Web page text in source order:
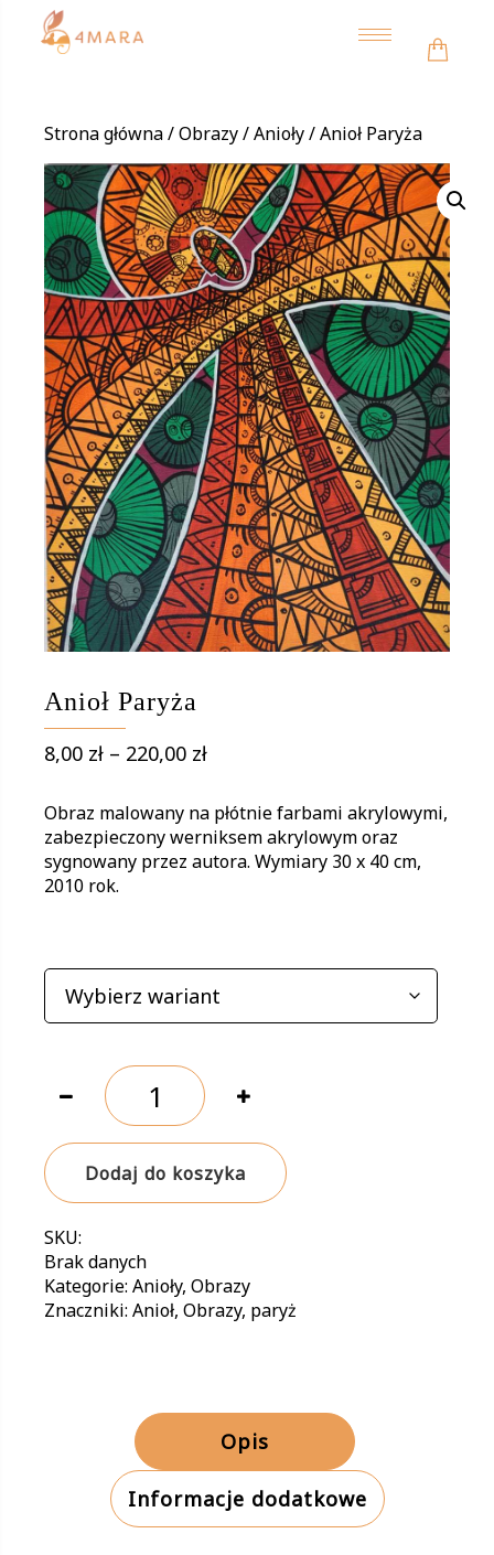
Toggle
navigation
Strona główna/Obrazy/Anioły/ Anioł Paryża
Anioł Paryża
8,00 zł – 220,00 złZakres
od
8,00 zł
do
Obraz malowany na płótnie farbami akrylowymi,
zabezpieczony werniksem akrylowym oraz
sygnowany przez autora. Wymiary 30 x 40 cm,
2010 rok.
Anioł
Dodaj do koszyka
SKU:
Brak danych
Kategorie:Anioły,Obrazy
Znaczniki:Anioł,Obrazy, paryż
Opis
Informacje dodatkowe